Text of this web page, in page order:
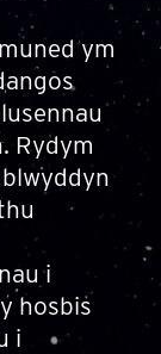
ym
Rydym
i
hosbis
i